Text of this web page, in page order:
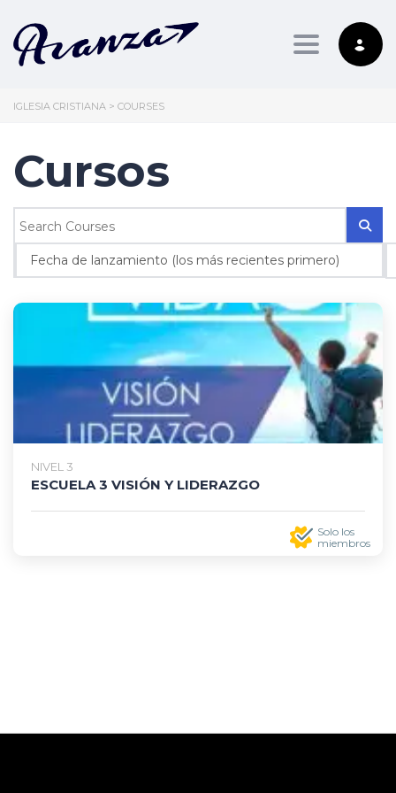
Toggle
IGLESIA CRISTIANA > COURSES
Cursos
Fecha de lanzamiento (los más recientes primero)
NIVEL 3
ESCUELA 3 VISIÓN Y LIDERAZGO
Solo los
miembros